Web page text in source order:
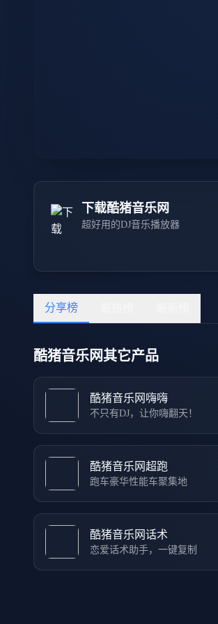
下载酷猪音乐网
超好用的DJ音乐播放器
分享榜
酷猪音乐网其它产品
酷猪音乐网嗨嗨
不只有DJ，让你嗨翻天！
酷猪音乐网超跑
跑车豪华性能车聚集地
酷猪音乐网话术
恋爱话术助手，一键复制